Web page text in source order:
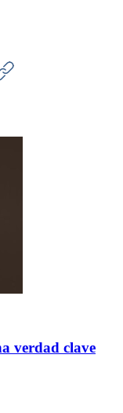
verdad clave